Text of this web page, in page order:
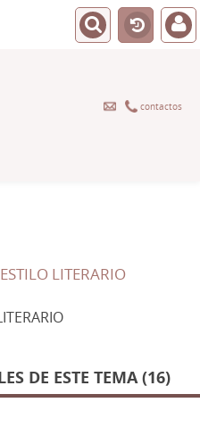
contactos
LITERARIO
DE ESTE TEMA (16)